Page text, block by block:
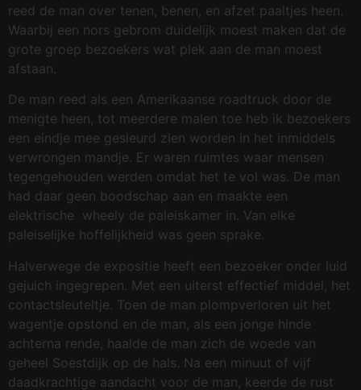
reed de man over tenen, benen, en afzet paaltjes heen.
Waarbij een nors gebrom duidelijk moest maken dat de
grote groep bezoekers wat plek aan de man moest
afstaan.
De man reed als een Amerikaanse roadtruck door de
menigte heen, tot meerdere malen toe heb ik bezoekers
een eindje mee gesleurd zien worden in het inmiddels
verwrongen mandje. Er waren ruimtes waar mensen
tegengehouden werden omdat het te vol was. De man
had daar geen boodschap aan en maakte een
elektrische wheely de paleiskamer in. Van elke
paleiselijke hoffelijkheid was geen sprake.
Halverwege de expositie heeft een bezoeker onder luid
gejuich ingegrepen. Met een uiterst effectief middel, het
contactsleuteltje. Toen de man plompverloren uit het
wagentje opstond en de man, als een jonge hinde
achterna rende, haalde de man zich de woede van
geheel Soestdijk op de hals. Na een minuut of vijf
daadkrachtige aandacht voor de man, keerde de rust